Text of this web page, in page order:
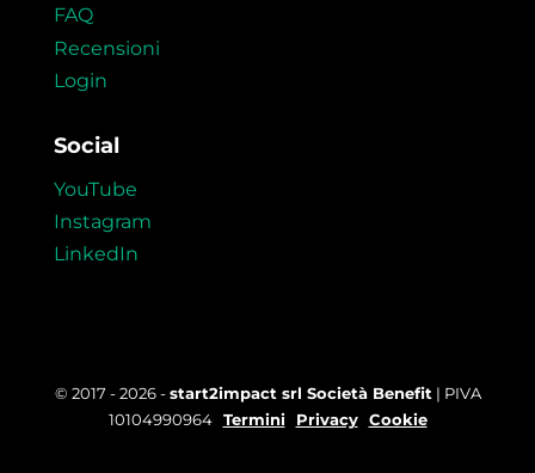
FAQ
Recensioni
Login
Social
YouTube
Instagram
LinkedIn
© 2017 - 2026 -start2impact srl Società Benefit | PIVA
10104990964 Termini Privacy Cookie